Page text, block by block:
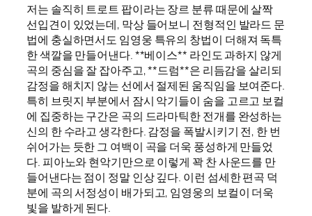
저는 솔직히 트로트 팝이라는 장르 분류 때문에 살짝
선입견이 있었는데, 막상 들어보니 전형적인 발라드 문
법에 충실하면서도 임영웅 특유의 창법이 더해져 독특
한 색깔을 만들어낸다. **베이스** 라인도 과하지 않게
곡의 중심을 잘 잡아주고, **드럼**은 리듬감을 살리되
감정을 해치지 않는 선에서 절제된 움직임을 보여준다.
특히 브릿지 부분에서 잠시 악기들이 숨을 고르고 보컬
에 집중하는 구간은 곡의 드라마틱한 전개를 완성하는
신의 한 수라고 생각한다. 감정을 폭발시키기 전, 한 번
쉬어가는 듯한 그 여백이 곡을 더욱 풍성하게 만들었
다. 피아노와 현악기만으로 이렇게 꽉 찬 사운드를 만
들어낸다는 점이 정말 인상 깊다. 이런 섬세한 편곡 덕
분에 곡의 서정성이 배가되고, 임영웅의 보컬이 더욱
빛을 발하게 된다.